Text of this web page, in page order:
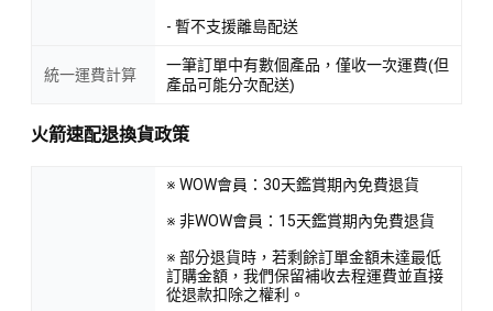
- 暫不支援離島配送
統一運費計算
一筆訂單中有數個產品，僅收一次運費(但
產品可能分次配送)
火箭速配退換貨政策
※ WOW會員：30天鑑賞期內免費退貨
※ 非WOW會員：15天鑑賞期內免費退貨
※ 部分退貨時，若剩餘訂單金額未達最低
訂購金額，我們保留補收去程運費並直接
從退款扣除之權利。